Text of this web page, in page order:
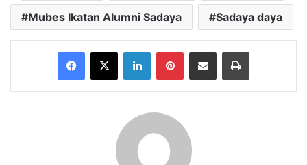
Mubes Ikatan Alumni Sadaya Sadaya daya
Facebook
X LinkedInPinterestShare via Email Print